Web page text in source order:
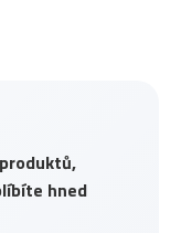
hned